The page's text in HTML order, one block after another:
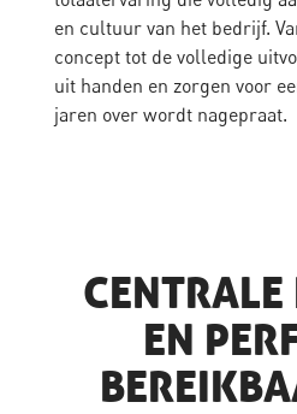
en cultuur van het bedrijf.
concept tot de volledige
uit handen en zorgen voor
jaren over wordt nagepraat.
EN